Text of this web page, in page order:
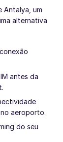
Antalya, um
alternativa
antes da
aeroporto.
do seu